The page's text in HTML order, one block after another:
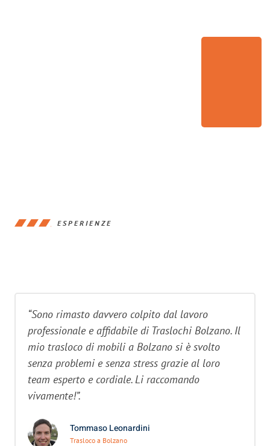
ESPERIENZE
“Sono rimasto davvero colpito dal lavoro
professionale e affidabile di Traslochi Bolzano. Il
mio trasloco di mobili a Bolzano si è svolto
senza problemi e senza stress grazie al loro
team esperto e cordiale. Li raccomando
vivamente!”.
Tommaso Leonardini
Trasloco a Bolzano